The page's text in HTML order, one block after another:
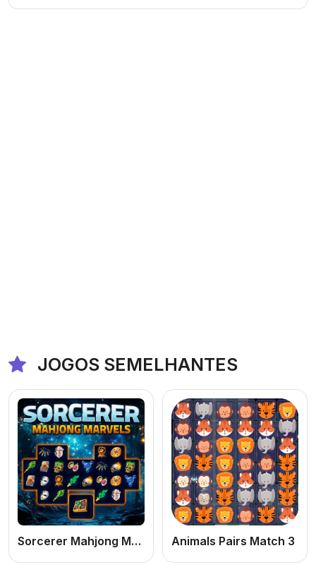
JOGOS SEMELHANTES
Sorcerer Mahjong Marvels Animals Pairs Match 3